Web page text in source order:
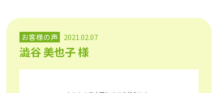
お客様の声 2021.02.07
澁谷 美也子 様